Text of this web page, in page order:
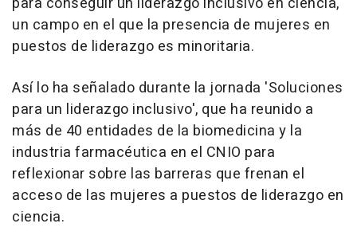
un campo en el que la presencia de mujeres en
puestos de liderazgo es minoritaria.
Así lo ha señalado durante la jornada 'Soluciones
para un liderazgo inclusivo', que ha reunido a
más de 40 entidades de la biomedicina y la
industria farmacéutica en el CNIO para
reflexionar sobre las barreras que frenan el
acceso de las mujeres a puestos de liderazgo en
ciencia.